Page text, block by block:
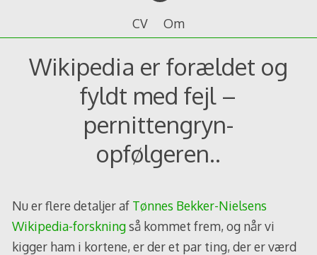
CV Om
Wikipedia er forældet og
fyldt med fejl –
pernittengryn-
opfølgeren..
Nu er flere detaljer af Tønnes Bekker-Nielsens
Wikipedia-forskningså kommet frem, og når vi
kigger ham i kortene, er der et par ting, der er værd